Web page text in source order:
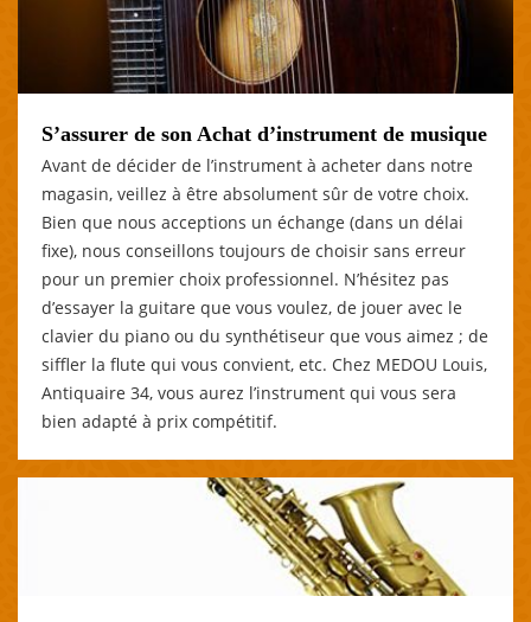
S’assurer de son Achat d’instrument de musique
Avant de décider de l’instrument à acheter dans notre
magasin, veillez à être absolument sûr de votre choix.
Bien que nous acceptions un échange (dans un délai
fixe), nous conseillons toujours de choisir sans erreur
pour un premier choix professionnel. N’hésitez pas
d’essayer la guitare que vous voulez, de jouer avec le
clavier du piano ou du synthétiseur que vous aimez ; de
siffler la flute qui vous convient, etc. Chez MEDOU Louis,
Antiquaire 34, vous aurez l’instrument qui vous sera
bien adapté à prix compétitif.